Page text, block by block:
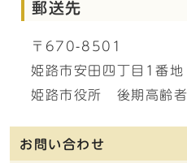
郵送先
〒670-8501
姫路市安田四丁目1番地
姫路市役所 後期高齢
お問い合わせ